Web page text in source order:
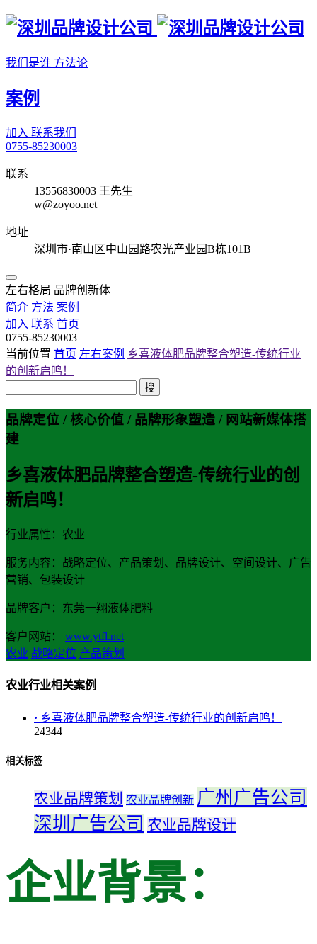
我们是谁 方法论
案例
加入 联系我们
0755-85230003
联系
13556830003 王先生
w@zoyoo.net
地址
深圳市·南山区中山园路农光产业园B栋101B
左右格局 品牌创新体
简介 方法 案例
加入 联系 首页
0755-85230003
当前位置 首页 左右案例 乡喜液体肥品牌整合塑造-传统行业
的创新启鸣！
搜
品牌定位 / 核心价值 / 品牌形象塑造 / 网站新媒体搭
建
乡喜液体肥品牌整合塑造-传统行业的创
新启鸣！
行业属性：农业
服务内容：战略定位、产品策划、品牌设计、空间设计、广告
营销、包装设计
品牌客户：东莞一翔液体肥料
客户网站： www.ytfl.net
农业 战略定位 产品策划
农业行业相关案例
· 乡喜液体肥品牌整合塑造-传统行业的创新启鸣！
24344
相关标签
农业品牌策划 农业品牌创新 广州广告公司
深圳广告公司 农业品牌设计
企业背景：